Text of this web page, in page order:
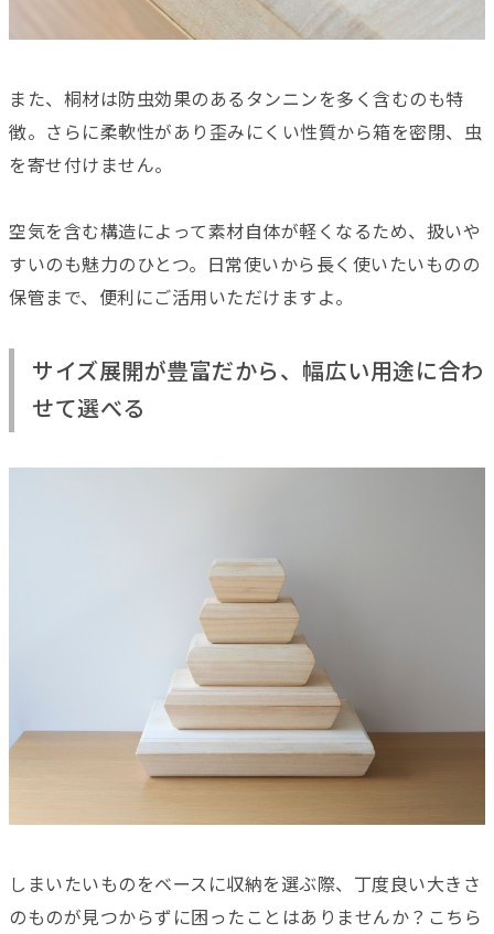
また、桐材は防虫効果のあるタンニンを多く含むのも特
徴。さらに柔軟性があり歪みにくい性質から箱を密閉、虫
を寄せ付けません。
空気を含む構造によって素材自体が軽くなるため、扱いや
すいのも魅力のひとつ。日常使いから長く使いたいものの
保管まで、便利にご活用いただけますよ。
サイズ展開が豊富だから、幅広い用途に合わ
せて選べる
しまいたいものをベースに収納を選ぶ際、丁度良い大きさ
のものが見つからずに困ったことはありませんか？こちら